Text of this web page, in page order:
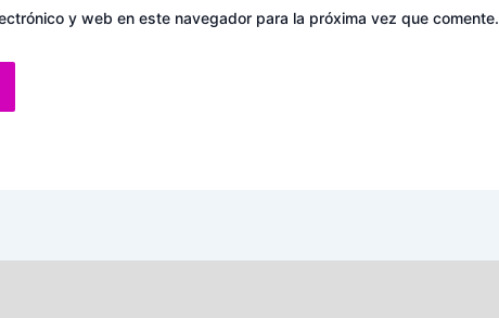
y web en este navegador para la próxima vez que comente.